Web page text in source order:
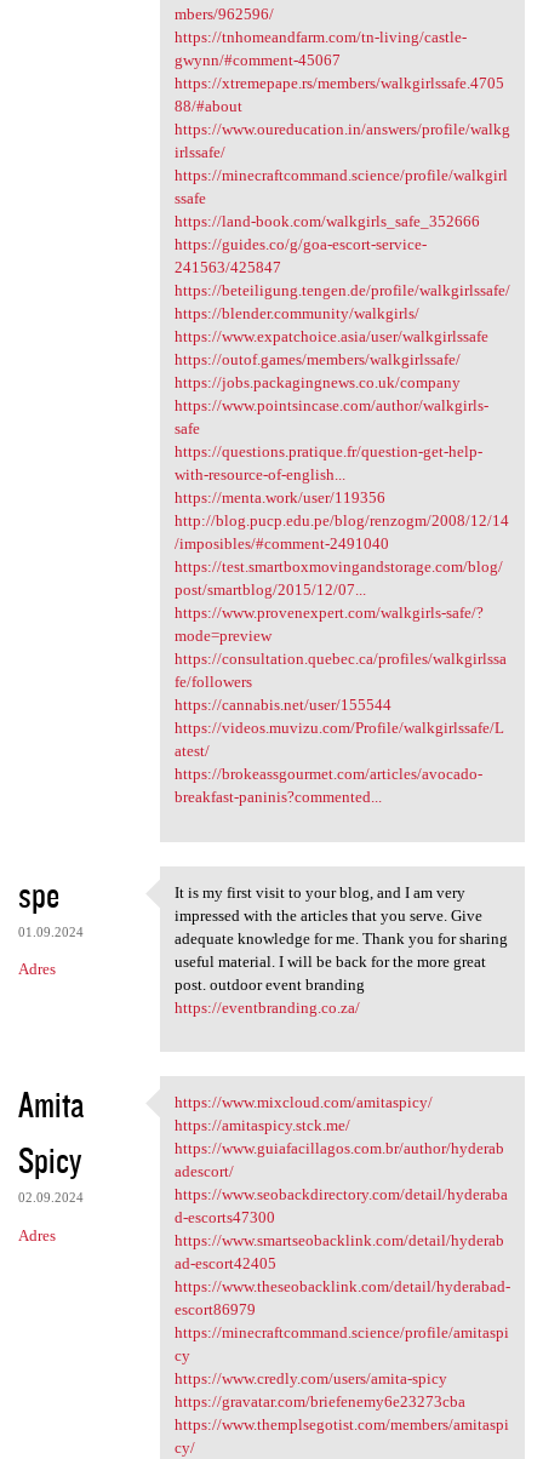
mbers/962596/
https://tnhomeandfarm.com/tn-living/castle-
gwynn/#comment-45067
https://xtremepape.rs/members/walkgirlssafe.4705
88/#about
https://www.oureducation.in/answers/profile/walkg
irlssafe/
https://minecraftcommand.science/profile/walkgirl
ssafe
https://land-book.com/walkgirls_safe_352666
https://guides.co/g/goa-escort-service-
241563/425847
https://beteiligung.tengen.de/profile/walkgirlssafe/
https://blender.community/walkgirls/
https://www.expatchoice.asia/user/walkgirlssafe
https://outof.games/members/walkgirlssafe/
https://jobs.packagingnews.co.uk/company
https://www.pointsincase.com/author/walkgirls-
safe
https://questions.pratique.fr/question-get-help-
with-resource-of-english...
https://menta.work/user/119356
http://blog.pucp.edu.pe/blog/renzogm/2008/12/14
/imposibles/#comment-2491040
https://test.smartboxmovingandstorage.com/blog/
post/smartblog/2015/12/07...
https://www.provenexpert.com/walkgirls-safe/?
mode=preview
https://consultation.quebec.ca/profiles/walkgirlssa
fe/followers
https://cannabis.net/user/155544
https://videos.muvizu.com/Profile/walkgirlssafe/L
atest/
https://brokeassgourmet.com/articles/avocado-
breakfast-paninis?commented...
spe
01.09.2024
Adres
It is my first visit to your
It is my first visit to your blog, and I am very
impressed with the articles that you serve. Give
adequate knowledge for me. Thank you for sharing
useful material. I will be back for the more great
post. outdoor event branding
https://eventbranding.co.za/
Amita
Spicy
02.09.2024
Adres
https://www.mixcloud.com
https://www.mixcloud.com/amitaspicy/
https://amitaspicy.stck.me/
https://www.guiafacillagos.com.br/author/hyderab
adescort/
https://www.seobackdirectory.com/detail/hyderaba
d-escorts47300
https://www.smartseobacklink.com/detail/hyderab
ad-escort42405
https://www.theseobacklink.com/detail/hyderabad-
escort86979
https://minecraftcommand.science/profile/amitaspi
cy
https://www.credly.com/users/amita-spicy
https://gravatar.com/briefenemy6e23273cba
https://www.themplsegotist.com/members/amitaspi
cy/